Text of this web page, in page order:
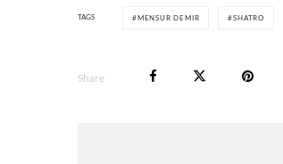
TAGS MENSUR DEMIR SHATRO
Share